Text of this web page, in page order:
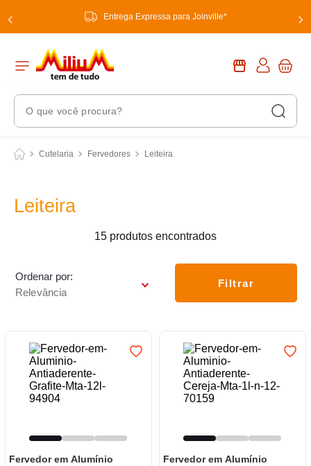
Entrega Expressa para Joinville*
O que você procura?
Cutelaria Fervedores Leiteira
Leiteira
15 produtos
Ordenar por
Relevância
Filtrar
Fervedor em Alumínio
Fervedor em Alumínio
Termos Mais Buscados
2º tinta
5º
6º luminária
8º panelas
9º varal
10º caneca